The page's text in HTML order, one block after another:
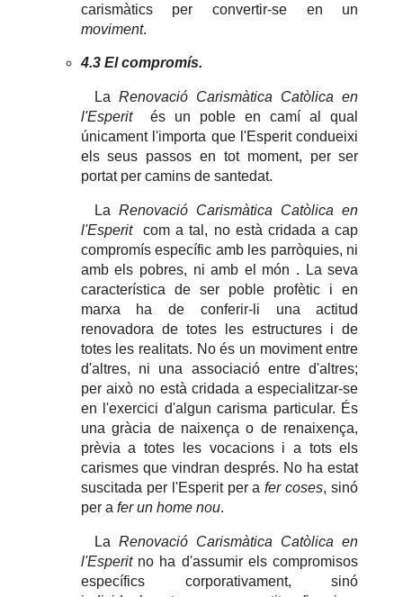
carismàtics per convertir-se en un
moviment.
4.3 El compromís.
LaRenovació Carismàtica Catòlica en
l'Esperités un poble en camí al qual
únicament l'importa que l'Esperit condueixi
els seus passos en tot moment, per ser
portat per camins de santedat.
LaRenovació Carismàtica Catòlica en
l'Esperitcom a tal, no està cridada a cap
compromís específic amb les parròquies, ni
amb els pobres, ni amb el món . La seva
característica de ser poble profètic i en
marxa ha de conferir-li una actitud
renovadora de totes les estructures i de
totes les realitats. No és un moviment entre
d'altres, ni una associació entre d'altres;
per això no està cridada a especialitzar-se
en l'exercici d'algun carisma particular. És
una gràcia de naixença o de renaixença,
prèvia a totes les vocacions i a tots els
carismes que vindran després. No ha estat
suscitada per l'Esperit per afer coses, sinó
per a fer un home nou.
LaRenovació Carismàtica Catòlica en
l'Esperitno ha d'assumir els compromisos
específics corporativament, sinó